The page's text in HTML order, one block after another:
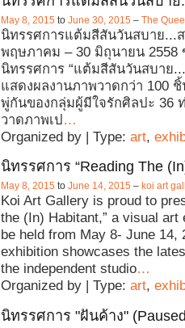
May 8, 2015 to June 30, 2015 – The
นิทรรศการแต้มสีสันวันสบาย...
พฤษภาคม – 30 มิถุนายน 2558
นิทรรศการ “แต้มสีสันวันสบาย
แสดงผลงานภาพวาดกว่า 100
พู่กันของกลุ่มผู้มีใจรักศิลปะ 36
วาดภาพเป …
Organized by | Type: art,
นิทรรศการ “Reading The
May 8, 2015 to June 14, 2015 – koi art
Koi Art Gallery is proud to
the (In) Habitant,” a visual art
be held from May 8- June 14,
exhibition showcases the
the independent studio…
Organized by | Type: art,
นิทรรศการ "ฝันค้าง"